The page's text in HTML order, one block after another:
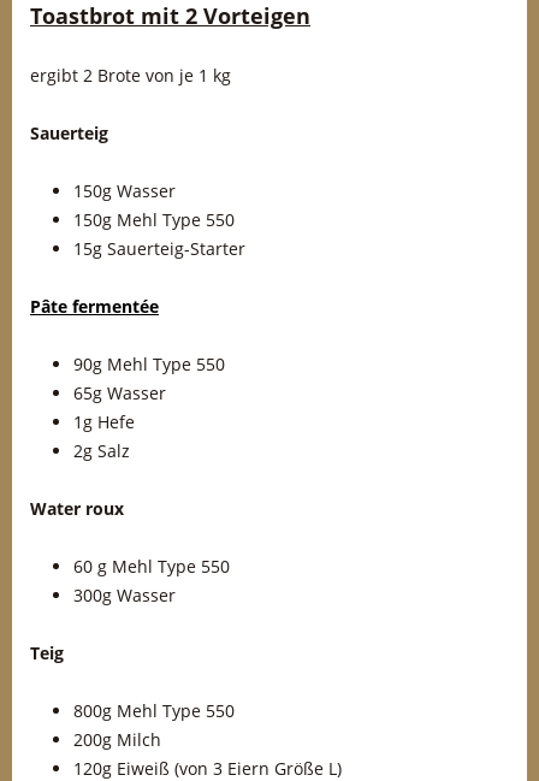
Toastbrot mit 2 Vorteigen
ergibt 2 Brote von je 1 kg
Sauerteig
150g Wasser
150g Mehl Type 550
15g Sauerteig-Starter
Pâte fermentée
90g Mehl Type 550
65g Wasser
1g Hefe
2g Salz
Water roux
60 g Mehl Type 550
300g Wasser
Teig
800g Mehl Type 550
200g Milch
120g Eiweiß (von 3 Eiern Größe L)